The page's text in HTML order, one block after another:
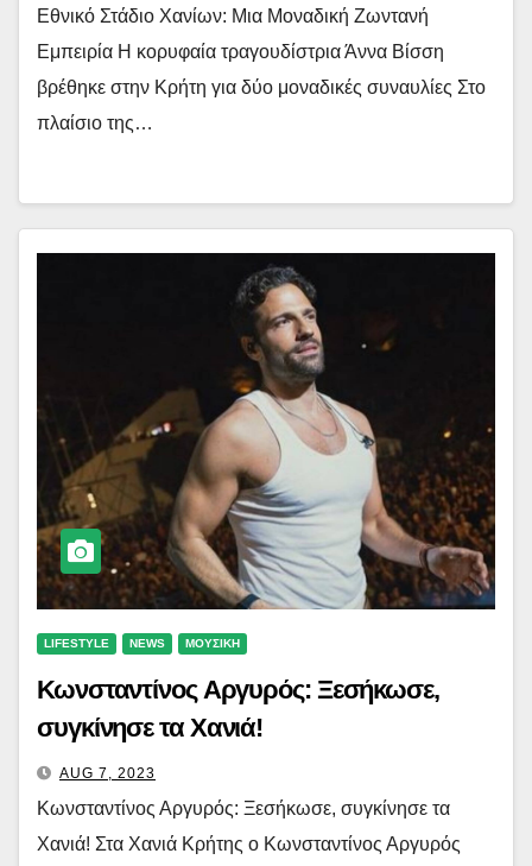
Εθνικό Στάδιο Χανίων: Μια Μοναδική Ζωντανή
Εμπειρία Η κορυφαία τραγουδίστρια Άννα Βίσση
βρέθηκε στην Κρήτη για δύο μοναδικές συναυλίες Στο
πλαίσιο της…
LIFESTYLE NEWS ΜΟΥΣΙΚΗ
Κωνσταντίνος Αργυρός: Ξεσήκωσε,
συγκίνησε τα Χανιά!
AUG 7, 2023
Κωνσταντίνος Αργυρός: Ξεσήκωσε, συγκίνησε τα
Χανιά! Στα Χανιά Κρήτης ο Κωνσταντίνος Αργυρός